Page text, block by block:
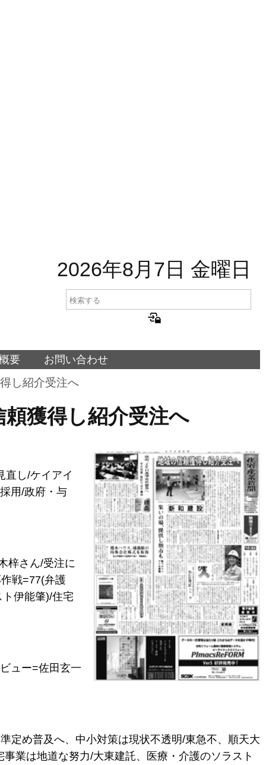
2026年8月7日 金曜日
要 お問い合わせ
し紹介受注へ
獲得し紹介受注へ
直し/ケイアイ
用/政府・与
梓さん/受注に
戦=77(弁護
伊能肇)/住宅
ュー=佐田玄一
定め普及へ、中小対策は現状不透明/東急不、順天大
業は地道な努力/大東建託、医療・介護のソラスト